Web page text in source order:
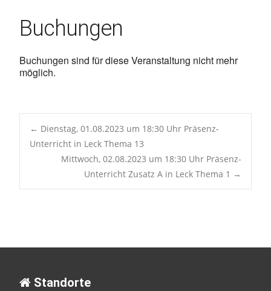
Buchungen
Buchungen sind für diese Veranstaltung nicht mehr
möglich.
Post
navigation
← Dienstag, 01.08.2023 um 18:30 Uhr Präsenz-
Unterricht in Leck Thema 13
Mittwoch, 02.08.2023 um 18:30 Uhr Präsenz-
Unterricht Zusatz A in Leck Thema 1 →
Standorte